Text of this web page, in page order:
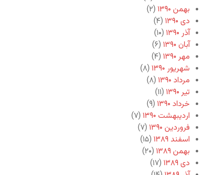
بهمن ۱۳۹۰
(۲)
دی ۱۳۹۰
(۴)
آذر ۱۳۹۰
(۱۰)
آبان ۱۳۹۰
(۶)
مهر ۱۳۹۰
(۴)
شهریور ۱۳۹۰
(۸)
مرداد ۱۳۹۰
(۸)
تیر ۱۳۹۰
(۱۱)
خرداد ۱۳۹۰
(۹)
اردیبهشت ۱۳۹۰
(۷)
فروردین ۱۳۹۰
(۷)
اسفند ۱۳۸۹
(۱۵)
بهمن ۱۳۸۹
(۲۰)
دی ۱۳۸۹
(۱۷)